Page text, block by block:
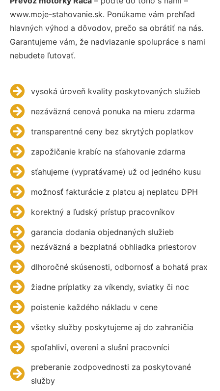
www.moje-stahovanie.sk. Ponúkame vám prehľad
hlavných výhod a dôvodov, prečo sa obrátiť na nás.
Garantujeme vám, že nadviazanie spolupráce s nami
nebudete ľutovať.
vysoká úroveň kvality poskytovaných služieb
nezáväzná cenová ponuka na mieru zdarma
transparentné ceny bez skrytých poplatkov
zapožičanie krabíc na sťahovanie zdarma
sťahujeme (vypratávame) už od jedného kusu
možnosť fakturácie z platcu aj neplatcu DPH
korektný a ľudský prístup pracovníkov
garancia dodania objednaných služieb
nezáväzná a bezplatná obhliadka priestorov
dlhoročné skúsenosti, odbornosť a bohatá prax
žiadne príplatky za víkendy, sviatky či noc
poistenie každého nákladu v cene
všetky služby poskytujeme aj do zahraničia
spoľahliví, overení a slušní pracovníci
preberanie zodpovednosti za poskytované
služby